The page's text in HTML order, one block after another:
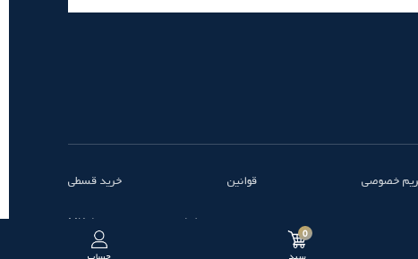
0
خصوصی قوانین خرید قسطی
طراحی و توسعه توسط MK